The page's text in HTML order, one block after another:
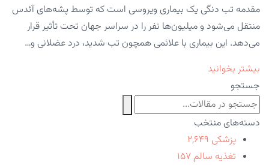
مقدمه تب دنگی یک بیماری ویروسی است که توسط پشه‌های آئدس
منتقل می‌شود و میلیون‌ها نفر را در سراسر جهان تحت تأثیر قرار
می‌دهد. این بیماری با علائمی همچون تب شدید، درد عضلانی و…
بیشتر بخوانید
جستجو
دسته‌های منتخب
پزشکی ۲,۶۴۹
تغذیه سالم ۱۵۷